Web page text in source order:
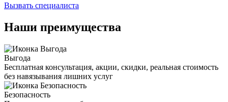
Вызвать специалиста
Наши преимущества
Выгода
Бесплатная консультация, акции, скидки, реальная стоимость
без навязывания лишних услуг
Безопасность